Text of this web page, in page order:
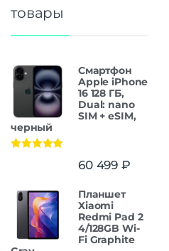
товары
Смартфон
Apple iPhone
16 128 ГБ,
Dual: nano
SIM + eSIM,
черный
60 499 ₽
Планшет
Xiaomi
Redmi Pad 2
4/128GB Wi-
Fi Graphite